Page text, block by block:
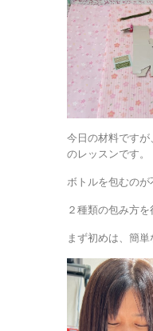
今日の材料です
のレッスンです。
ボトルを包むのが
２種類の包み方を
まず初めは、簡単